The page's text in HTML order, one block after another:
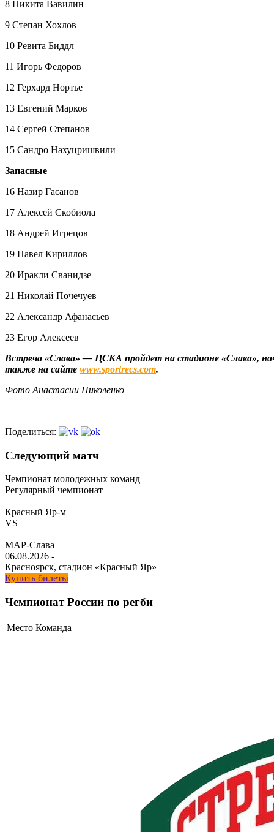
8 Никита Вавилин
9 Степан Хохлов
10 Ревита Биддл
11 Игорь Федоров
12 Герхард Нортье
13 Евгений Марков
14 Сергей Степанов
15 Сандро Нахуцришвили
Запасные
16 Назир Гасанов
17 Алексей Скобиола
18 Андрей Игрецов
19 Павел Кириллов
20 Иракли Сванидзе
21 Николай Почечуев
22 Александр Афанасьев
23 Егор Алексеев
Встреча «Слава» — ЦСКА пройдет на стадионе «Слава»,
также на сайте www.sportrecs.com.
Фото Анастасии Николенко
Поделиться:
Следующий матч
Чемпионат молодежных команд
Регулярный чемпионат
Красный Яр-м
VS
МАР-Слава
06.08.2026 -
Красноярск, стадион «Красный Яр»
Купить билеты
Чемпионат России по регби
Место Команда